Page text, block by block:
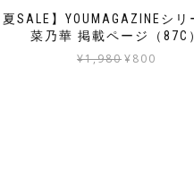
夏SALE】YOUMAGAZINEシ
菜乃華 掲載ページ（87C
¥1,980 元
¥800